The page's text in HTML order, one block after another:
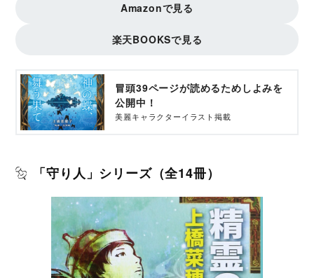
Amazonで見る
楽天BOOKSで見る
冒頭39ページが読めるためしよみを
公開中！
美麗キャラクターイラスト掲載
「守り人」シリーズ（全14冊）